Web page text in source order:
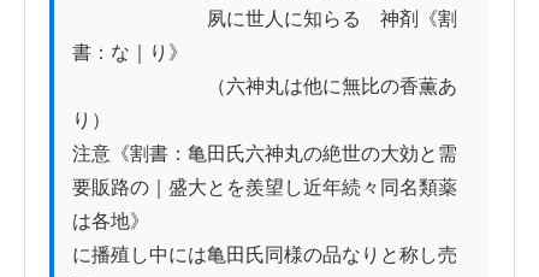
夙に世人に知らるゝ神剤《割
書：な｜り》
（六神丸は他に無比の香薫あ
り）
注意《割書：亀田氏六神丸の絶世の大効と需
要販路の｜盛大とを羨望し近年続々同名類薬
は各地》
に播殖し中には亀田氏同様の品なりと称し売